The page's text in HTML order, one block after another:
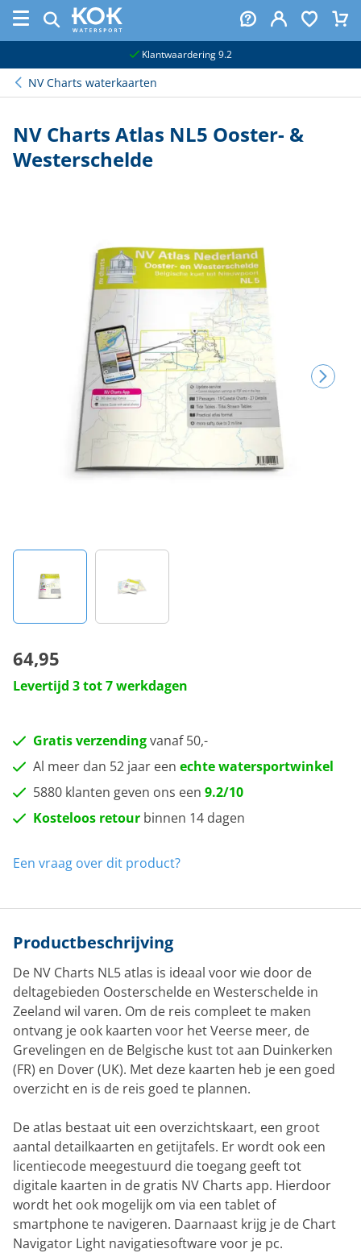
Klantwaardering 9.2
NV Charts waterkaarten
NV Charts Atlas NL5 Ooster- &
Westerschelde
64,95
Levertijd 3 tot 7 werkdagen
Gratis verzendingvanaf 50,-
Al meer dan 52 jaar een echte watersportwinkel
5880 klanten geven ons een 9.2/10
Kosteloos retour binnen 14 dagen
Een vraag over dit product?
Productbeschrijving
De NV Charts NL5 atlas is ideaal voor wie door de
deltagebieden Oosterschelde en Westerschelde in
Zeeland wil varen. Om de reis compleet te maken
ontvang je ook kaarten voor het Veerse meer, de
Grevelingen en de Belgische kust tot aan Duinkerken
(FR) en Dover (UK). Met deze kaarten heb je een goed
overzicht en is de reis goed te plannen.
De atlas bestaat uit een overzichtskaart, een groot
aantal detailkaarten en getijtafels. Er wordt ook een
licentiecode meegestuurd die toegang geeft tot
digitale kaarten in de gratis NV Charts app. Hierdoor
wordt het ook mogelijk om via een tablet of
smartphone te navigeren. Daarnaast krijg je de Chart
Navigator Light navigatiesoftware voor je pc.